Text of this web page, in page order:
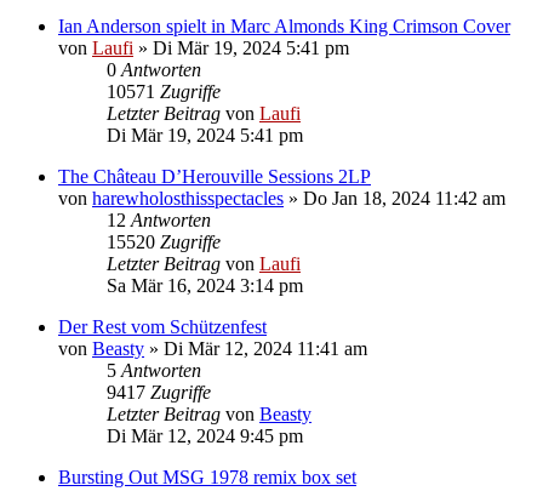
Ian Anderson spielt in Marc Almonds King Crimson Cover
von Laufi » Di Mär 19, 2024 5:41 pm
0 Antworten
10571 Zugriffe
Letzter Beitrag von Laufi
Di Mär 19, 2024 5:41 pm
The Château D’Herouville Sessions 2LP
von harewholosthisspectacles » Do Jan 18, 2024 11:42 am
12 Antworten
15520 Zugriffe
Letzter Beitrag von Laufi
Sa Mär 16, 2024 3:14 pm
Der Rest vom Schützenfest
von Beasty » Di Mär 12, 2024 11:41 am
5 Antworten
9417 Zugriffe
Letzter Beitrag von Beasty
Di Mär 12, 2024 9:45 pm
Bursting Out MSG 1978 remix box set